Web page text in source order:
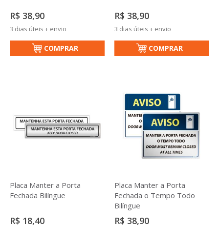
R$ 38,90
3 dias úteis + envio
COMPRAR
R$ 38,90
3 dias úteis + envio
COMPRAR
Placa Manter a Porta
Fechada Bilíngue
R$ 18,40
Placa Manter a Porta
Fechada o Tempo Todo
Bilíngue
R$ 38,90